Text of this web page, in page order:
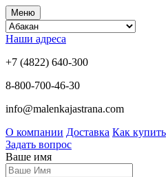
Меню
Наши адреса
+7 (4822) 640-300
8-800-700-46-30
info@malenkajastrana.com
О компании Доставка Как купить
Задать вопрос
Ваше имя